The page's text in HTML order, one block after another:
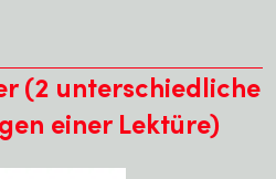
(2 unterschiedliche
einer Lektüre)